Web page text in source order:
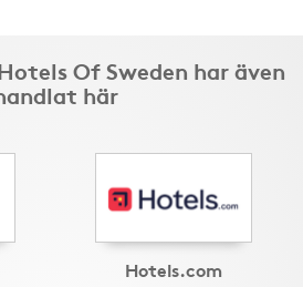
Of Sweden har även
här
Hotels.com